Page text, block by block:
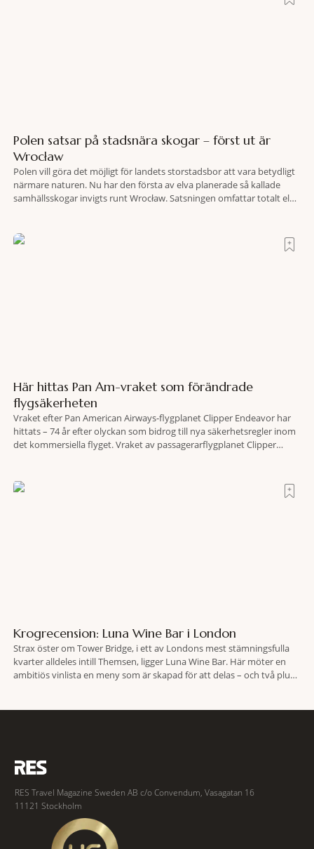
Polen satsar på stadsnära skogar – först ut är
Wrocław
Polen vill göra det möjligt för landets storstadsbor att vara betydligt
närmare naturen. Nu har den första av elva planerade så kallade
samhällsskogar invigts runt Wrocław. Satsningen omfattar totalt elva
fler människor ska kunna promenera, motionera
Här hittas Pan Am-vraket som förändrade
flygsäkerheten
Vraket efter Pan American Airways-flygplanet Clipper Endeavor har
hittats – 74 år efter olyckan som bidrog till nya säkerhetsregler inom
det kommersiella flyget. Vraket av passagerarflygplanet Clipper
lokaliserades den 2 juni i år med hjälp
Krogrecension: Luna Wine Bar i London
Strax öster om Tower Bridge, i ett av Londons mest stämningsfulla
kvarter alldeles intill Themsen, ligger Luna Wine Bar. Här möter en
ambitiös vinlista en meny som är skapad för att delas – och två plus
RES Travel Magazine Sweden AB c/o Convendum, Vasagatan 16
11121 Stockholm